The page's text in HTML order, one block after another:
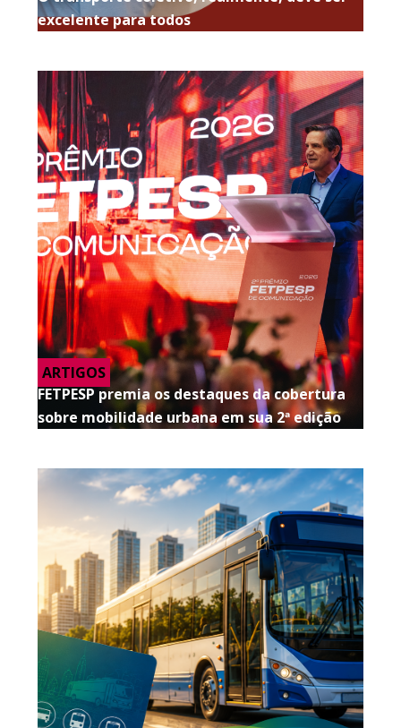
excelente para todos
ARTIGOS
FETPESP premia os destaques da cobertura
sobre mobilidade urbana em sua 2ª edição